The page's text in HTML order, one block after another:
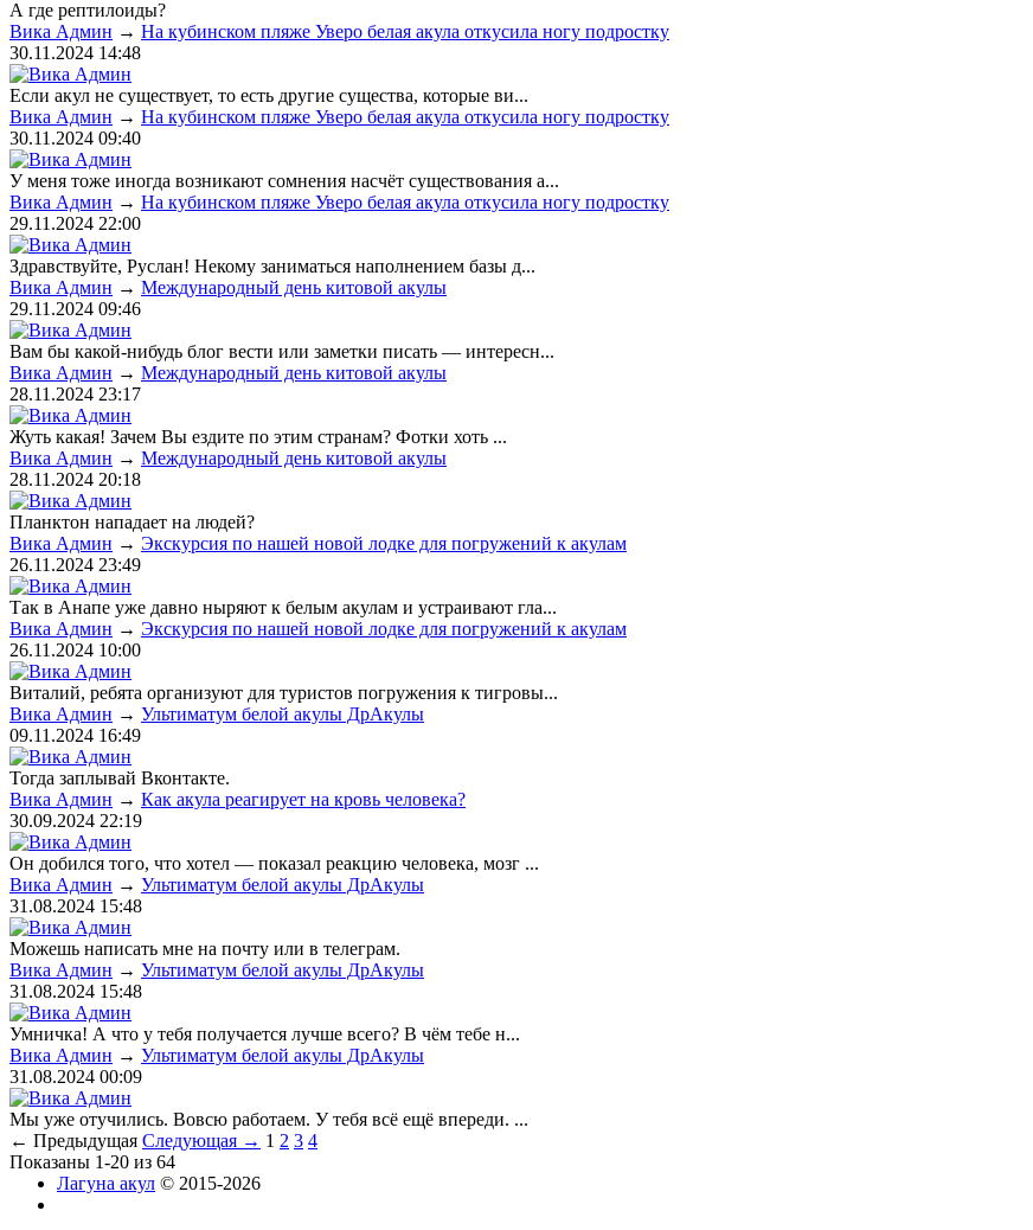
А где рептилоиды?
Вика Админ → На кубинском пляже Уверо белая акула откусила ногу подростку
30.11.2024 14:48
Если акул не существует, то есть другие существа, которые ви...
Вика Админ → На кубинском пляже Уверо белая акула откусила ногу подростку
30.11.2024 09:40
У меня тоже иногда возникают сомнения насчёт существования а...
Вика Админ → На кубинском пляже Уверо белая акула откусила ногу подростку
29.11.2024 22:00
Здравствуйте, Руслан! Некому заниматься наполнением базы д...
Вика Админ → Международный день китовой акулы
29.11.2024 09:46
Вам бы какой-нибудь блог вести или заметки писать — интересн...
Вика Админ → Международный день китовой акулы
28.11.2024 23:17
Жуть какая! Зачем Вы ездите по этим странам? Фотки хоть ...
Вика Админ → Международный день китовой акулы
28.11.2024 20:18
Планктон нападает на людей?
Вика Админ → Экскурсия по нашей новой лодке для погружений к акулам
26.11.2024 23:49
Так в Анапе уже давно ныряют к белым акулам и устраивают гла...
Вика Админ → Экскурсия по нашей новой лодке для погружений к акулам
26.11.2024 10:00
Виталий, ребята организуют для туристов погружения к тигровы...
Вика Админ → Ультиматум белой акулы ДрАкулы
09.11.2024 16:49
Тогда заплывай Вконтакте.
Вика Админ → Как акула реагирует на кровь человека?
30.09.2024 22:19
Он добился того, что хотел — показал реакцию человека, мозг ...
Вика Админ → Ультиматум белой акулы ДрАкулы
31.08.2024 15:48
Можешь написать мне на почту или в телеграм.
Вика Админ → Ультиматум белой акулы ДрАкулы
31.08.2024 15:48
Умничка! А что у тебя получается лучше всего? В чём тебе н...
Вика Админ → Ультиматум белой акулы ДрАкулы
31.08.2024 00:09
Мы уже отучились. Вовсю работаем. У тебя всё ещё впереди. ...
← Предыдущая Следующая → 1 2 3 4
Показаны 1-20 из 64
Лагуна акул © 2015-2026